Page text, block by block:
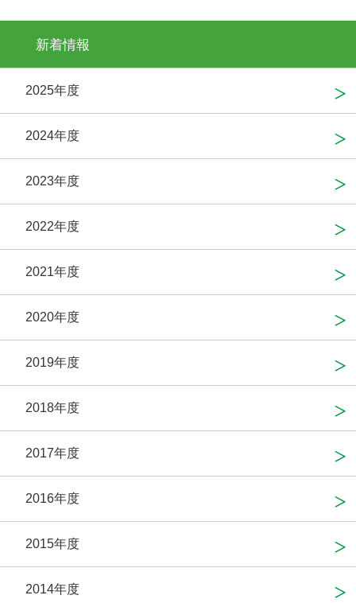
新着情報
2025年度
2024年度
2023年度
2022年度
2021年度
2020年度
2019年度
2018年度
2017年度
2016年度
2015年度
2014年度